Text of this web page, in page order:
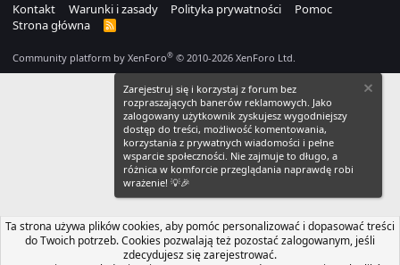
Kontakt
Warunki i zasady Polityka prywatności
Pomoc
Strona główna
R
Community platform by XenForo® © 2010-2026 XenForo Ltd.
Zarejestruj się i korzystaj z forum bez
rozpraszających banerów reklamowych. Jako
zalogowany użytkownik zyskujesz wygodniejszy
dostęp do treści, możliwość komentowania,
korzystania z prywatnych wiadomości i pełne
wsparcie społeczności. Nie zajmuje to długo, a
różnica w komforcie przeglądania naprawdę robi
wrażenie! 💡🎉
Ta strona używa plików cookies, aby pomóc personalizować i dopasować treści
do Twoich potrzeb. Cookies pozwalają też pozostać zalogowanym, jeśli
zdecydujesz się zarejestrować.